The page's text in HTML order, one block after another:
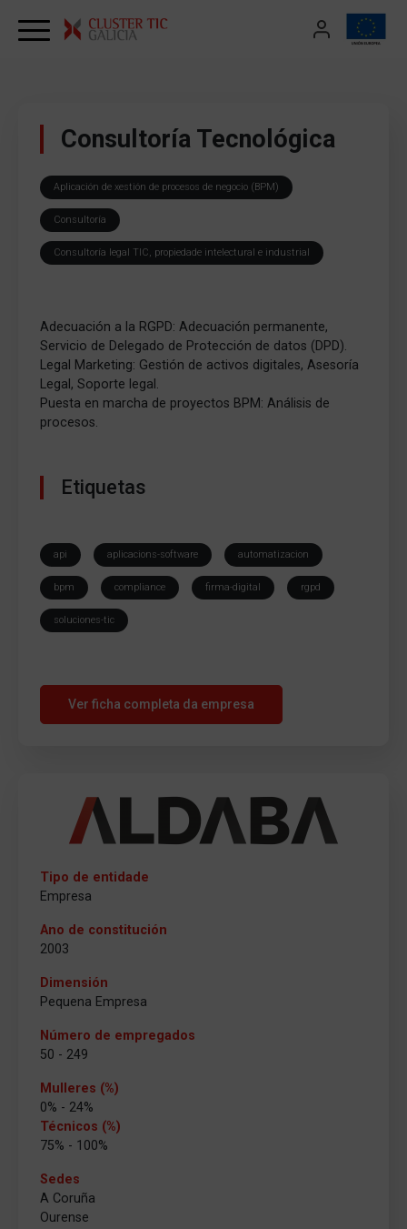
Consultoría Tecnológica
Aplicación de xestión de procesos de negocio (BPM)
Consultoría
Consultoría legal TIC, propiedade intelectural e industrial
Adecuación a la RGPD: Adecuación permanente,
Servicio de Delegado de Protección de datos (DPD).
Legal Marketing: Gestión de activos digitales, Asesoría
Legal, Soporte legal.
Puesta en marcha de proyectos BPM: Análisis de
procesos.
Etiquetas
api aplicacions-software automatizacion
bpm compliance firma-digital rgpd
soluciones-tic
Ver ficha completa da empresa
Tipo de entidade
Empresa
Ano de constitución
2003
Dimensión
Pequena Empresa
Número de empregados
50 - 249
Mulleres (%)
0% - 24%
Técnicos (%)
75% - 100%
Sedes
A Coruña
Ourense